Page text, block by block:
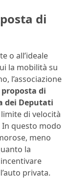
di
o all’ideale
la mobilità su
l’associazione
di
dei Deputati
di velocità
questo modo
meno
la
privata.